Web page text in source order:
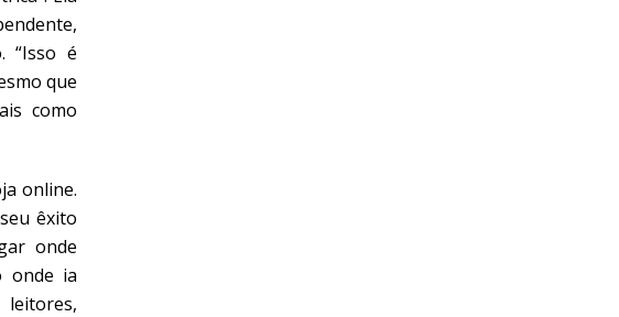
“Isso é
que
como
online.
êxito
onde
onde ia